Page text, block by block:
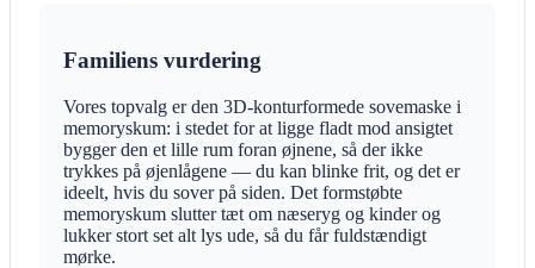
Familiens vurdering
Vores topvalg er den 3D-konturformede sovemaske i
memoryskum: i stedet for at ligge fladt mod ansigtet
bygger den et lille rum foran øjnene, så der ikke
trykkes på øjenlågene — du kan blinke frit, og det er
ideelt, hvis du sover på siden. Det formstøbte
memoryskum slutter tæt om næseryg og kinder og
lukker stort set alt lys ude, så du får fuldstændigt
mørke.